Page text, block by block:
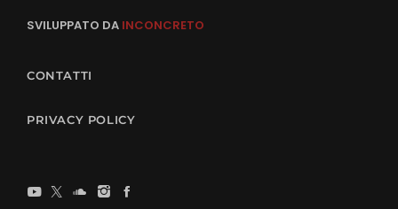
SVILUPPATO DA INCONCRETO
CONTATTI
PRIVACY POLICY